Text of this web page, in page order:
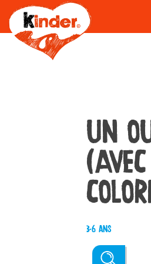
Skip
to
main
content
UN
3-6 ans